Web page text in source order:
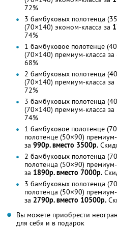
72%
3 бамбуковых полотенца
(70×140) эконом-класса за
74%
1 бамбуковое полотенце
(70×140) премиум-класса за
68%
2 бамбуковых полотенца
(70×140) премиум-класса за
72%
3 бамбуковых полотенца
(70×140) премиум-класса за
74%
1 бамбуковое полотенце
полотенце (50×90)
за 990р. вместо 3500р.
2 бамбуковых полотенца
полотенца (50×90)
за 1890р. вместо 7000р.
3 бамбуковых полотенца
полотенца (50×90)
за 2790р. вместо 10500р.
Вы можете приобрести
для себя и в подарок